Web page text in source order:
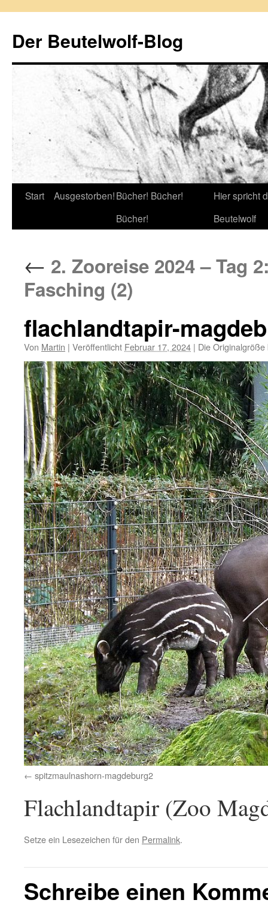
springen
Der Beutelwolf-Blog
Start Ausgestorben!Bücher! Bücher!
Bücher!
Hier spricht
Beutelwolf
← 2. Zooreise 2024 – Tag
Fasching (2)
flachlandtapir-
Von Martin | Veröffentlicht Februar 17, 2024 | Die
spitzmaulnashorn-magdeburg2
Flachlandtapir (Zoo
Setze ein Lesezeichen für den Permalink.
Schreibe einen